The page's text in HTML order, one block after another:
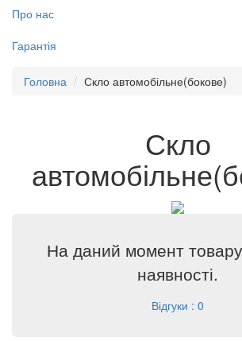
Про нас
Гарантія
Головна Скло автомобільне(бокове)
Скло
На даний момент
наявності.
Відгуки : 0